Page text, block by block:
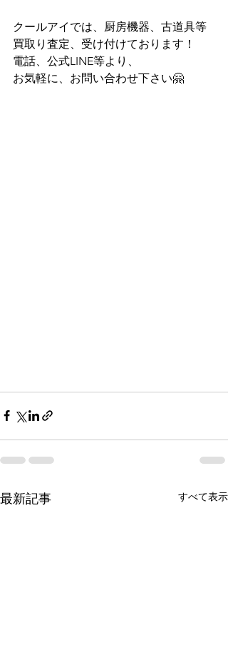
クールアイでは、厨房機器、古道具等
買取り査定、受け付けております！
電話、公式LINE等より、
お気軽に、お問い合わせ下さい🤗
最新記事 すべて表示